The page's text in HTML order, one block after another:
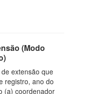
(Modo
extensão que
registro, ano do
(a) coordenador